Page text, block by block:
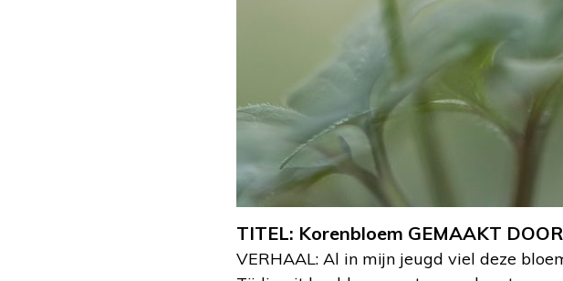
TITEL: Korenbloem GEMAAKT
VERHAAL: Al in mijn jeugd viel deze